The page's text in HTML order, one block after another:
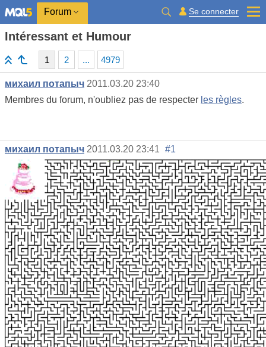
Forum Se connecter
Intéressant et Humour
1 2 ... 4979
михаил потапыч 2011.03.20 23:40
Membres du forum, n'oubliez pas de respecter les règles.
михаил потапыч 2011.03.20 23:41 #1